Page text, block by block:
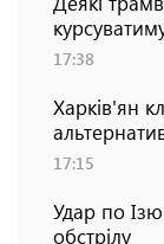
17:38
Харків'ян
17:15
Удар по
обстрілу